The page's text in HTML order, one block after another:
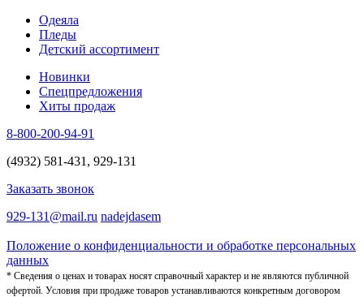
Одеяла
Пледы
Детский ассортимент
Новинки
Спецпредложения
Хиты продаж
8-800-200-94-91
(4932) 581-431, 929-131
Заказать звонок
929-131@mail.ru nadejdasem
Положение о конфиденциальности и обработке персональных
данных
* Сведения о ценах и товарах носят справочный характер и не являются публичной
офертой. Условия при продаже товаров устанавливаются конкретным договором